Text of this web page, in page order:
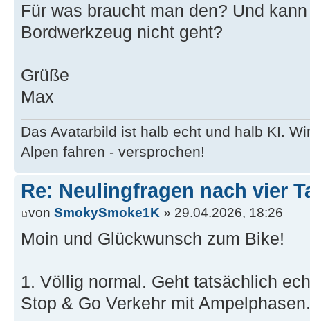
Für was braucht man den? Und
Bordwerkzeug nicht geht?
Grüße
Max
Das Avatarbild ist halb echt und halb KI.
Alpen fahren - versprochen!
Re: Neulingfragen nach vier
von SmokySmoke1K » 29.04.2026, 18:26
Moin und Glückwunsch zum Bike!
1. Völlig normal. Geht tatsächlich
Stop & Go Verkehr mit Ampelphasen.